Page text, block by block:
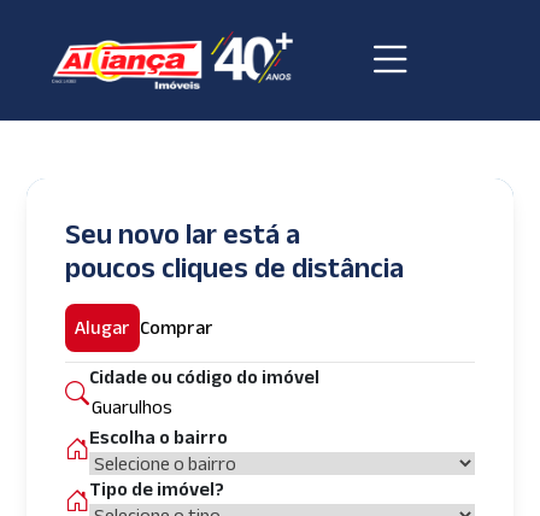
Seu novo lar está a
poucos cliques de distância
Alugar Comprar
Cidade ou código do imóvel
Escolha o bairro
Tipo de imóvel?